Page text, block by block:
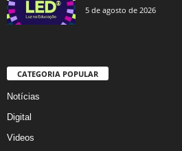
5 de agosto de 2026
CATEGORIA POPULAR
Notícias
Digital
Videos